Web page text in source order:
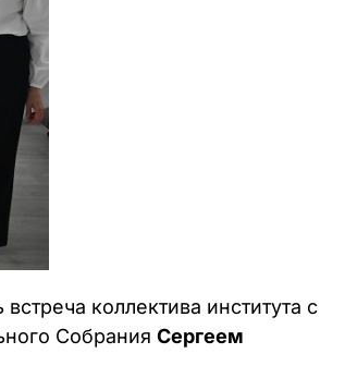
коллектива института с
Собрания Сергеем